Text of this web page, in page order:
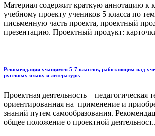
Материал содержит краткую аннотацию к
учебному проекту учеников 5 класса по
письменную часть проекта, проектный
презентацию. Проектный продукт:
Рекомендации учащимся 5-7 классов, работающим над
русскому языку и литературе.
Проектная деятельность – педагогическая
ориентированная на применение и
знаний путем самообразования.
общее положение о проектной